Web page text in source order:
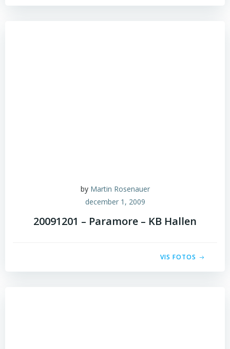
by Martin Rosenauer
december 1, 2009
20091201 – Paramore – KB Hallen
VIS FOTOS